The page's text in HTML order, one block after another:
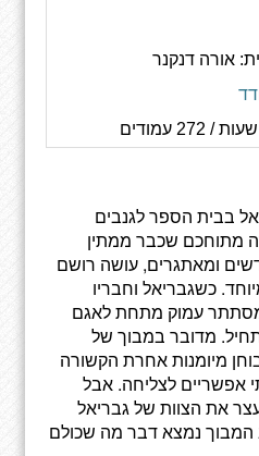
אורה דנקנר
בבית הספר לגנבים
מתוחכם שכבר ממתין
ומאתגרים, עושה רושם
כשגבריאל וחבריו
עמוק מתחת לאגם
מדובר במבוך של
מיומנות אחרת הקשורה
אפשריים לצליחה. אבל
את הצוות של גבריאל
נמצא דבר מה שכולם